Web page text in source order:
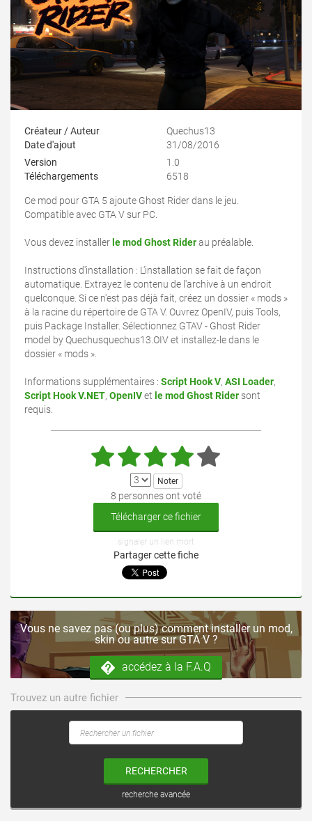
Créateur / Auteur
Quechus13
Date d'ajout
31/08/2016
Version
1.0
Téléchargements
6518
Ce mod pour GTA 5 ajoute Ghost Rider dans le jeu.
Compatible avec GTA V sur PC.
Vous devez installer le mod Ghost Riderau préalable.
Instructions d'installation : L'installation se fait de façon
automatique. Extrayez le contenu de l'archive à un endroit
quelconque. Si ce n'est pas déjà fait, créez un dossier « mods »
à la racine du répertoire de GTA V. Ouvrez OpenIV, puis Tools,
puis Package Installer. Sélectionnez GTAV - Ghost Rider
model by Quechusquechus13.OIV et installez-le dans le
dossier « mods ».
Informations supplémentaires : Script Hook V, ASI Loader,
Script Hook V.NET, OpenIVet le mod Ghost Rider sont
requis.
8 personnes ont voté
Télécharger ce fichier
signaler un lien mort
Partager cette fiche
Vous ne savez pas (ou plus) comment installer un mod,
skin ou autre sur GTA V ?
accédez à la F.A.Q
Trouvez un autre fichier
RECHERCHER
recherche avancée